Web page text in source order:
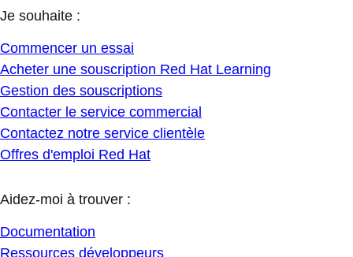
Je souhaite :
Commencer un essai
Acheter une souscription Red Hat Learning
Gestion des souscriptions
Contacter le service commercial
Contactez notre service clientèle
Offres d'emploi Red Hat
Aidez-moi à trouver :
Documentation
Ressources développeurs